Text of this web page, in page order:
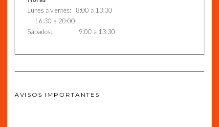
Lunes a viernes: 8:00 a 13:30
16:30 a 20:00
Sábados: 9:00 a 13:30
AVISOS IMPORTANTES